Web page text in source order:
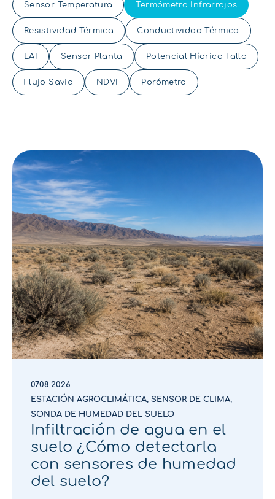
Sensor Temperatura Termómetro Infrarrojos
Resistividad Térmica Conductividad Térmica
LAI Sensor Planta Potencial Hídrico Tallo
Flujo Savia NDVI Porómetro
07.08.2026
ESTACIÓN AGROCLIMÁTICA, SENSOR DE CLIMA,
SONDA DE HUMEDAD DEL SUELO
Infiltración de agua en el
suelo ¿Cómo detectarla
con sensores de humedad
del suelo?